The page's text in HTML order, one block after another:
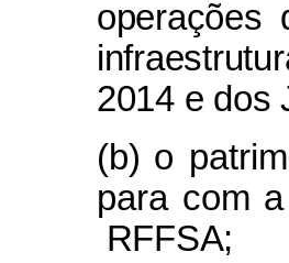
operações
2014 e dos
(b) o
para com a
RFFSA;